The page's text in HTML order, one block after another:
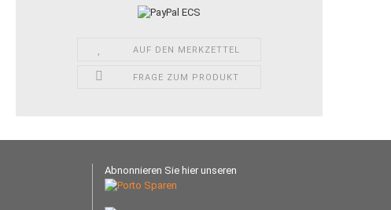
AUF DEN MERKZETTEL
FRAGE ZUM PRODUKT
Abnonnieren Sie hier unseren